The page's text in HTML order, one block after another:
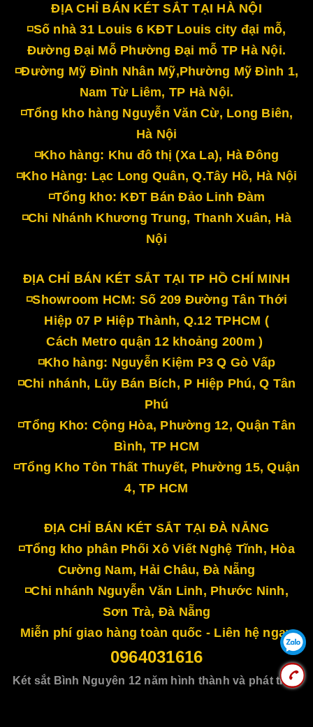
ĐỊA CHỈ BÁN KÉT SẮT TẠI HÀ NỘI
◽Số nhà 31 Louis 6 KĐT Louis city đại mỗ,
Đường Đại Mỗ Phường Đại mỗ TP Hà Nội.
◽Đường Mỹ Đình Nhân Mỹ,Phường Mỹ Đình 1,
Nam Từ Liêm, TP Hà Nội.
◽Tổng kho hàng Nguyễn Văn Cừ, Long Biên,
Hà Nội
◽Kho hàng: Khu đô thị (Xa La), Hà Đông
◽Kho Hàng: Lạc Long Quân, Q.Tây Hồ, Hà Nội
◽Tổng kho: KĐT Bán Đảo Linh Đàm
◽Chi Nhánh Khương Trung, Thanh Xuân, Hà
Nội
ĐỊA CHỈ BÁN KÉT SẮT TẠI TP HỒ CHÍ MINH
◽Showroom HCM: Số 209 Đường Tân Thới
Hiệp 07 P Hiệp Thành, Q.12 TPHCM (
Cách Metro quận 12 khoảng 200m )
◽Kho hàng: Nguyễn Kiệm P3 Q Gò Vấp
◽Chi nhánh, Lũy Bán Bích, P Hiệp Phú, Q Tân
Phú
◽Tổng Kho: Cộng Hòa, Phường 12, Quận Tân
Bình, TP HCM
◽Tổng Kho Tôn Thất Thuyết, Phường 15, Quận
4, TP HCM
ĐỊA CHỈ BÁN KÉT SẮT TẠI ĐÀ NẴNG
◽Tổng kho phân Phối Xô Viết Nghệ Tĩnh, Hòa
Cường Nam, Hải Châu, Đà Nẵng
◽Chi nhánh Nguyễn Văn Linh, Phước Ninh,
Sơn Trà, Đà Nẵng
Miễn phí giao hàng toàn quốc - Liên hệ ngay
0964031616
Két sắt Bình Nguyên 12 năm hình thành và phát triển